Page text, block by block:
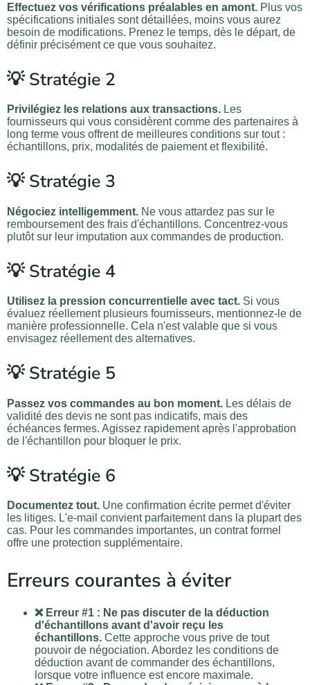
Effectuez vos vérifications préalables en amont. Plus vos
spécifications initiales sont détaillées, moins vous aurez
besoin de modifications. Prenez le temps, dès le départ, de
définir précisément ce que vous souhaitez.
💡 Stratégie 2
Privilégiez les relations aux transactions. Les
fournisseurs qui vous considèrent comme des partenaires à
long terme vous offrent de meilleures conditions sur tout :
échantillons, prix, modalités de paiement et flexibilité.
💡 Stratégie 3
Négociez intelligemment. Ne vous attardez pas sur le
remboursement des frais d'échantillons. Concentrez-vous
plutôt sur leur imputation aux commandes de production.
💡 Stratégie 4
Utilisez la pression concurrentielle avec tact. Si vous
évaluez réellement plusieurs fournisseurs, mentionnez-le de
manière professionnelle. Cela n'est valable que si vous
envisagez réellement des alternatives.
💡 Stratégie 5
Passez vos commandes au bon moment. Les délais de
validité des devis ne sont pas indicatifs, mais des
échéances fermes. Agissez rapidement après l'approbation
de l'échantillon pour bloquer le prix.
💡 Stratégie 6
Documentez tout. Une confirmation écrite permet d'éviter
les litiges. L'e-mail convient parfaitement dans la plupart des
cas. Pour les commandes importantes, un contrat formel
offre une protection supplémentaire.
Erreurs courantes à éviter
❌ Erreur #1 : Ne pas discuter de la déduction
d'échantillons avant d'avoir reçu les
échantillons. Cette approche vous prive de tout
pouvoir de négociation. Abordez les conditions de
déduction avant de commander des échantillons,
lorsque votre influence est encore maximale.